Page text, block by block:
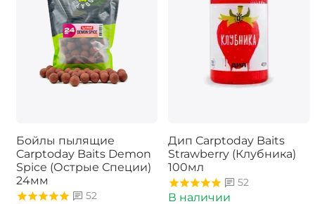
Бойлы пылящие
Carptoday Baits Demon
Spice (Острые Специи)
24мм
52
Дип Carptoday Baits
Strawberry (Клубника)
100мл
52
В наличии